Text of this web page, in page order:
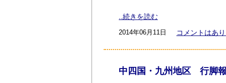
..続きを読む
2014年06月11日 コメントはあ
中四国・九州地区 行脚